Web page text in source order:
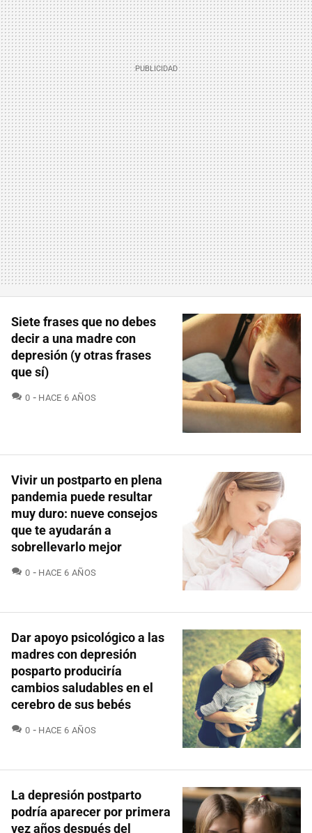
Siete frases que no debes
decir a una madre con
depresión (y otras frases
que sí)
0 COMENTARIOS
HACE 6 AÑOS
Vivir un postparto en plena
pandemia puede resultar
muy duro: nueve consejos
que te ayudarán a
sobrellevarlo mejor
0 COMENTARIOS
HACE 6 AÑOS
Dar apoyo psicológico a las
madres con depresión
posparto produciría
cambios saludables en el
cerebro de sus bebés
0 COMENTARIOS
HACE 6 AÑOS
La depresión postparto
podría aparecer por primera
vez años después del